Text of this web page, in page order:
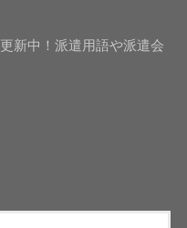
新中！派遣用語や派遣会